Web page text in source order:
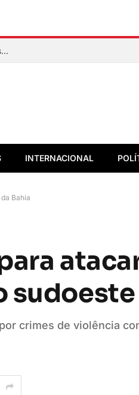
Veja quais praias de Salvador devem ser evitadas neste fim de semana
INTERNACIONAL
Bahia
sudoeste
crimes de violência